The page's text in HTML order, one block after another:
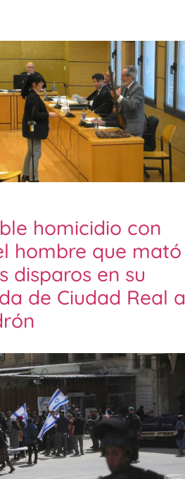
homicidio con
hombre que mató
disparos en su
de Ciudad Real a